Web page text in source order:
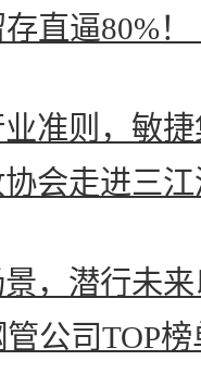
直逼80%
准则，敏
会走进三
，潜行未
公司TOP